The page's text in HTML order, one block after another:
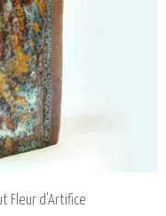
Fleur d'Artifice